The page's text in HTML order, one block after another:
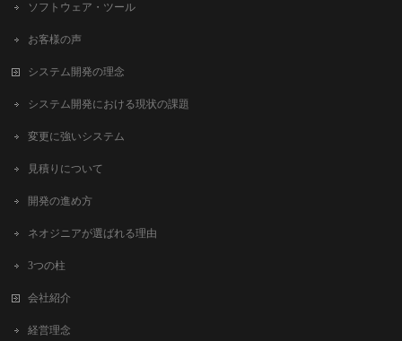
ソフトウェア・ツール
お客様の声
システム開発の理念
システム開発における現状の課題
変更に強いシステム
見積りについて
開発の進め方
ネオジニアが選ばれる理由
3つの柱
会社紹介
経営理念